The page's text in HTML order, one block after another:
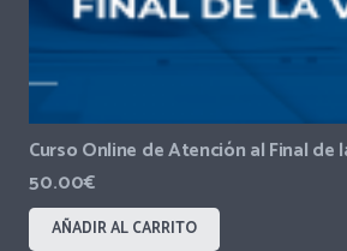
Curso Online de Atención al Final de
50.00€
AÑADIR AL CARRITO